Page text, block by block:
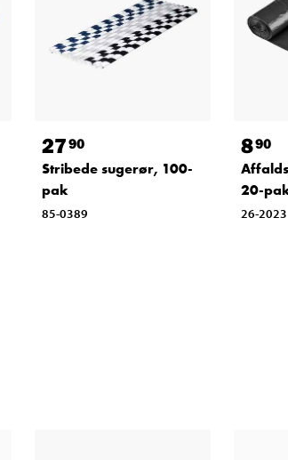
2790
Stribede sugerør, 100-
pak
85-0389
890
20-
26-2023